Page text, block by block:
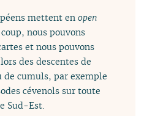
mettent enopen
nous pouvons
et nous pouvons
des descentes de
de cumuls, par exemple
cévenols sur toute
Sud-Est.